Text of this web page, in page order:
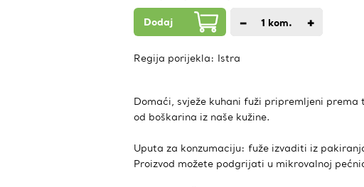
Dodaj − 1 kom. +
Regija porijekla: Istra
Domaći, svježe kuhani fuži pripremljeni
od boškarina iz naše kužine.
Uputa za konzumaciju: fuže izvaditi iz
Proizvod možete podgrijati u mikrovalnoj